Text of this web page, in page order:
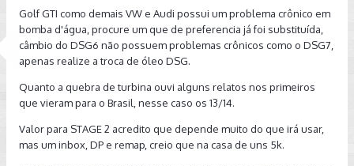
Golf GTI como demais VW e Audi possui um problema crônico em
bomba d'água, procure um que de preferencia já foi substituída,
câmbio do DSG6 não possuem problemas crônicos como o DSG7,
apenas realize a troca de óleo DSG.
Quanto a quebra de turbina ouvi alguns relatos nos primeiros
que vieram para o Brasil, nesse caso os 13/14.
Valor para STAGE 2 acredito que depende muito do que irá usar,
mas um inbox, DP e remap, creio que na casa de uns 5k.